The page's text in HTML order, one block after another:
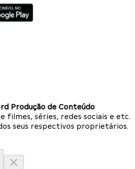
Produção de Conteúdo
filmes, séries, redes sociais e etc.
seus respectivos proprietários.